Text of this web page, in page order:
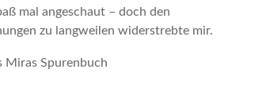
mal angeschaut – doch den
zu langweilen widerstrebte mir.